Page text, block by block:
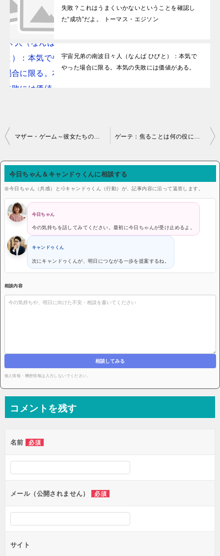
失敗？これはうまくいかないということを確認し
た“成功”だよ。 トーマス・エジソン
宇宙兄弟の南波日々人（なんば ひびと）：本気で
やった場合に限る。本気の失敗には価値がある。
投稿ナビゲーション マザー・ゲーム～彼女たちの階級～：親は子供が可愛いからどうしても楽に生きる方法を教えたがる。だが本来、親が教えてやるべきことは得をして生きる方法じゃない。 ゲーテ：焦ることは何の役にも立たない。後悔はなおさら役に立たない。焦りは過ちを増し、後悔は新しい後悔をつくる。
今日ちゃん＆キャンドゥくんに相談する
🌼今日ちゃん（共感）と💨キャンドゥくん（行動）が、記事内容に沿って返答します。
今日ちゃん
今の気持ちを話してみてください。最初に今日ちゃんが受け止めるよ。
キャンドゥくん
次にキャンドゥくんが、明日につながる一歩を提案するね。
相談内容
相談してみる
個人情報・機密情報は入力しないでください。
コメントを残す
名前 必須
メール（公開されません） 必須
サイト